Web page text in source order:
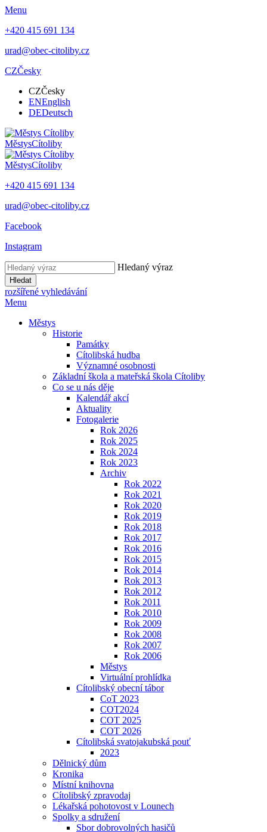
Menu
+420 415 691 134
urad@obec-citoliby.cz
CZČesky
CZČesky
ENEnglish
DEDeutsch
MěstysCítoliby
MěstysCítoliby
+420 415 691 134
urad@obec-citoliby.cz
Facebook
Instagram
Hledaný výraz
Hledat
rozšířené vyhledávání
Menu
Městys
Historie
Památky
Cítolibská hudba
Významné osobnosti
Základní škola a mateřská škola Cítoliby
Co se u nás děje
Kalendář akcí
Aktuality
Fotogalerie
Rok 2026
Rok 2025
Rok 2024
Rok 2023
Archiv
Rok 2022
Rok 2021
Rok 2020
Rok 2019
Rok 2018
Rok 2017
Rok 2016
Rok 2015
Rok 2014
Rok 2013
Rok 2012
Rok 2011
Rok 2010
Rok 2009
Rok 2008
Rok 2007
Rok 2006
Městys
Virtuální prohlídka
Cítolibský obecní tábor
CoT 2023
COT2024
COT 2025
COT 2026
Cítolibská svatojakubská pouť
2023
Dělnický dům
Kronika
Místní knihovna
Cítolibský zpravodaj
Lékařská pohotovost v Lounech
Spolky a sdružení
Sbor dobrovolných hasičů